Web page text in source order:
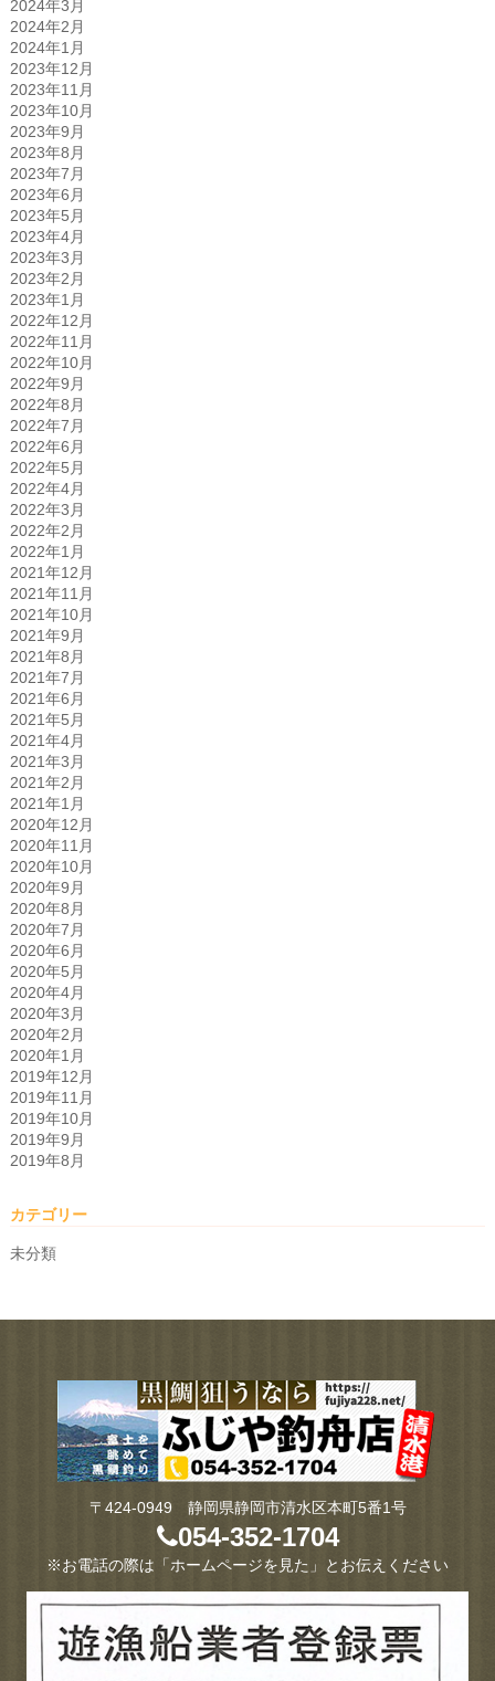
2024年3月
2024年2月
2024年1月
2023年12月
2023年11月
2023年10月
2023年9月
2023年8月
2023年7月
2023年6月
2023年5月
2023年4月
2023年3月
2023年2月
2023年1月
2022年12月
2022年11月
2022年10月
2022年9月
2022年8月
2022年7月
2022年6月
2022年5月
2022年4月
2022年3月
2022年2月
2022年1月
2021年12月
2021年11月
2021年10月
2021年9月
2021年8月
2021年7月
2021年6月
2021年5月
2021年4月
2021年3月
2021年2月
2021年1月
2020年12月
2020年11月
2020年10月
2020年9月
2020年8月
2020年7月
2020年6月
2020年5月
2020年4月
2020年3月
2020年2月
2020年1月
2019年12月
2019年11月
2019年10月
2019年9月
2019年8月
カテゴリー
未分類
〒424-0949 静岡県静岡市清水区本町5番1号
054-352-1704
※お電話の際は「ホームページを見た」とお伝えください